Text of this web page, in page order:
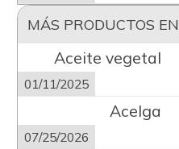
MÁS PRODUCTOS EN
Aceite vegetal
01/11/2025
Acelga
07/25/2026